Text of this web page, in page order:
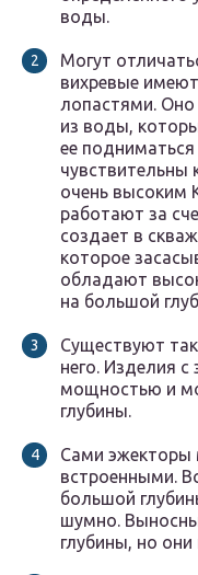
воды.
Могут
вихревые
лопастями. Оно
из воды,
ее
чувствительны
очень высоким
работают за
создает в
которое
обладают
на большой
Существуют
него. Изделия
мощностью и
глубины.
Сами эжекторы
встроенными.
большой
шумно.
глубины, но